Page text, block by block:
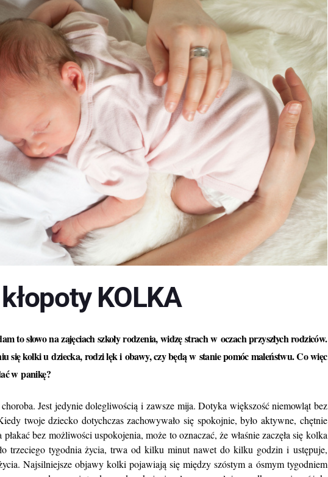
KOLKA
to słowo na zajęciach szkoły rodzenia, widzę strach w oczach przyszłych rodziców.
się kolki u dziecka, rodzi lęk i obawy, czy będą w stanie pomóc maleństwu. Co więc
w panikę?
Jest jedynie dolegliwością i zawsze mija. Dotyka większość niemowląt bez
twoje dziecko dotychczas zachowywało się spokojnie, było aktywne, chętnie
płakać bez możliwości uspokojenia, może to oznaczać, że właśnie zaczęła się kolka
trzeciego tygodnia życia, trwa od kilku minut nawet do kilku godzin i ustępuje,
Najsilniejsze objawy kolki pojawiają się między szóstym a ósmym tygodniem